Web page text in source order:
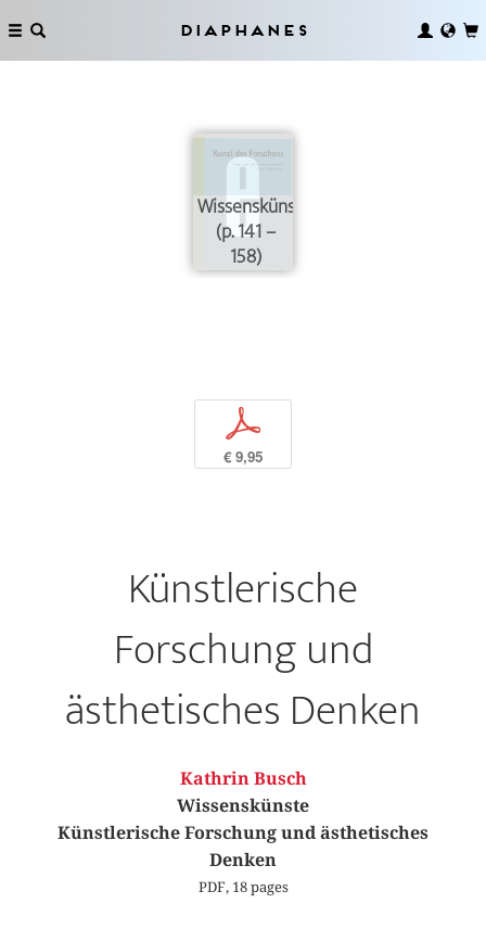
Diaphanes
Wissenskünste
(p. 141 –
158)
p
€ 9,95
Künstlerische
Forschung und
ästhetisches Denken
Kathrin Busch
Wissenskünste
Künstlerische Forschung und ästhetisches
Denken
PDF, 18 pages